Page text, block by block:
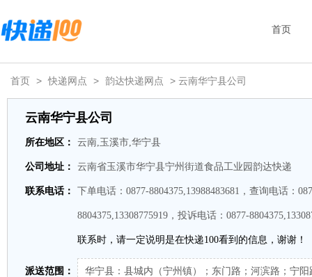
首页
首页 > 快递网点 > 韵达快递网点 > 云南华宁县公司
云南华宁县公司
所在地区： 云南,玉溪市,华宁县
公司地址： 云南省玉溪市华宁县宁州街道食品工业园韵达快递
联系电话： 下单电话：0877-8804375,13988483681，查询电话：
8804375,13308775919，投诉电话：0877-
联系时，请一定说明是在快递100看到的信息，谢谢！
派送范围： 华宁县：县城内（宁州镇）；东门路；河滨路；宁